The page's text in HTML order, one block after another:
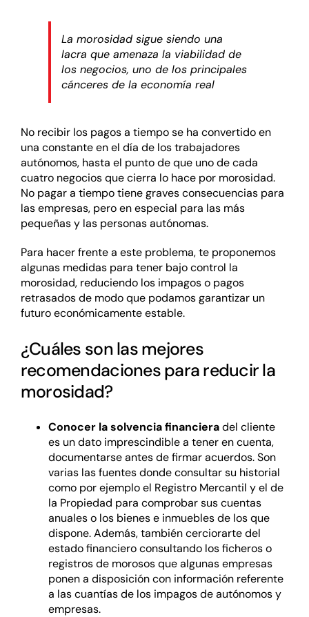
La morosidad sigue siendo una
lacra que amenaza la viabilidad de
los negocios, uno de los principales
cánceres de la economía real
No recibir los pagos a tiempo se ha convertido en
una constante en el día de los trabajadores
autónomos, hasta el punto de que uno de cada
cuatro negocios que cierra lo hace por morosidad.
No pagar a tiempo tiene graves consecuencias para
las empresas, pero en especial para las más
pequeñas y las personas autónomas.
Para hacer frente a este problema, te proponemos
algunas medidas para tener bajo control la
morosidad, reduciendo los impagos o pagos
retrasados de modo que podamos garantizar un
futuro económicamente estable.
¿Cuáles son las mejores
recomendaciones para reducir la
morosidad?
Conocer la solvencia financieradel cliente
es un dato imprescindible a tener en cuenta,
documentarse antes de firmar acuerdos. Son
varias las fuentes donde consultar su historial
como por ejemplo el Registro Mercantil y el de
la Propiedad para comprobar sus cuentas
anuales o los bienes e inmuebles de los que
dispone. Además, también cerciorarte del
estado financiero consultando los ficheros o
registros de morosos que algunas empresas
ponen a disposición con información referente
a las cuantías de los impagos de autónomos y
empresas.